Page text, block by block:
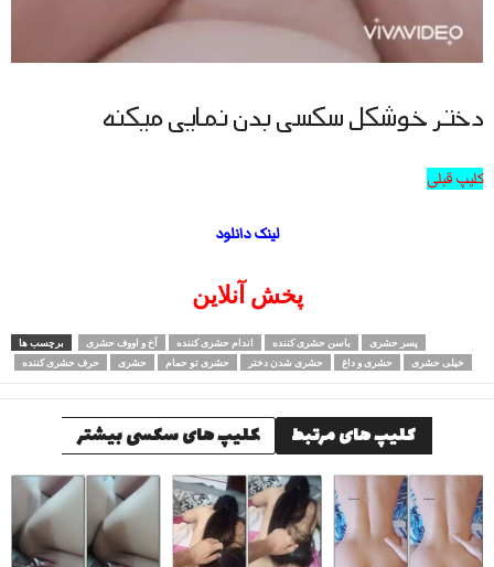
دختر خوشکل سکسی بدن نمایی میکنه
کلیپ قبلی
لینک دانلود
پخش آنلاین
برچسب ها آخ و اووف حشری اندام حشری کننده باسن حشری کننده
پسر حشری
حرف حشری کننده
حشری حشری تو حمام حشری شدن دختر حشری و داغ خیلی حشری
کلیپ های مرتبط کلیپ های سکسی بیشتر